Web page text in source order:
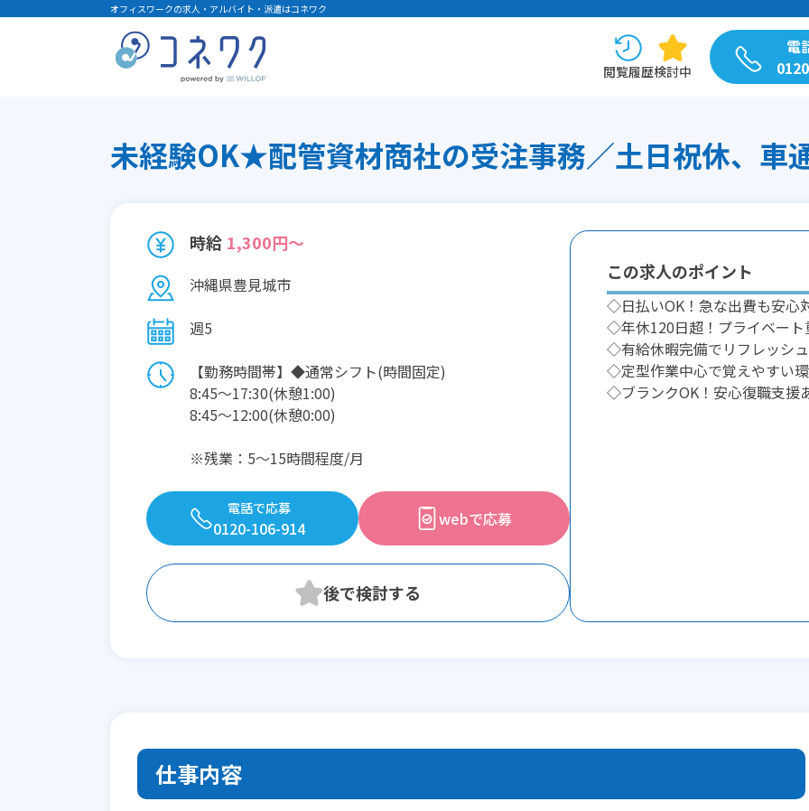
オフィスワークの求人・アルバイト・派遣はコネワク
閲覧履歴検討中
電
未経験OK★配管資材商社の受注事務／土日祝休、
時給 1,300円～
沖縄県豊見城市
週5
【勤務時間帯】◆通常シフト(時間固定)
8:45〜17:30(休憩1:00)
8:45〜12:00(休憩0:00)
※残業：5〜15時間程度/月
電話で応募
0120-106-914 webで応募
この求人のポイント
◇日払いOK！急な出費も安心
◇年休120日超！プライベート
◇有給休暇完備でリフレッシ
◇定型作業中心で覚えやすい
◇ブランクOK！安心復職支援
仕事内容